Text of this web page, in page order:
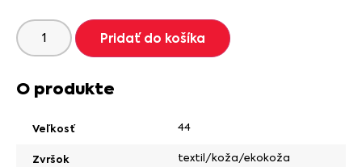
Pridať do košíka
O produkte
Veľkosť 44
Zvršok textil/koža/ekokoža